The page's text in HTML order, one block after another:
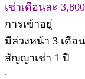
เช่าเดือนละ 3,800
การเข้าอยู่
มีล่วงหน้า 3 เดือ
สัญญาเช่า 1 ปี
.